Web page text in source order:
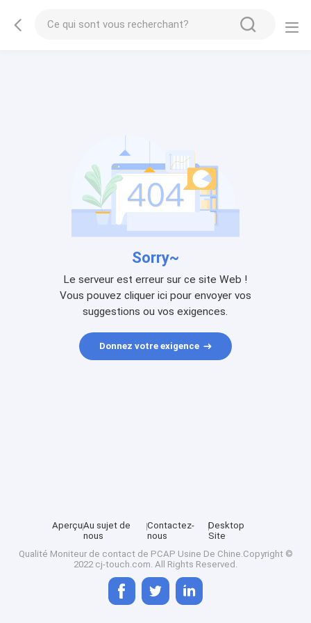
Sorry~
Le serveur est erreur sur ce site Web !
Vous pouvez cliquer ici pour envoyer vos
suggestions ou vos exigences.
Donnez votre exigence
AperçuAu sujet de
nous
Contactez-
nous
Desktop
Site
Qualité Moniteur de contact de PCAP Usine De Chine.Copyright ©
2022 cj-touch.com. All Rights Reserved.